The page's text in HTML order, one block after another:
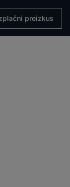
preizkus